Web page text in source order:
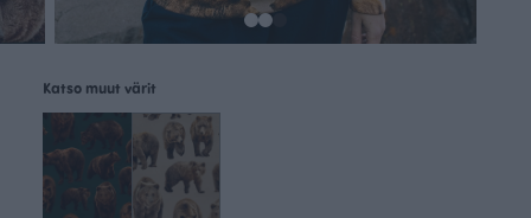
Katso muut värit